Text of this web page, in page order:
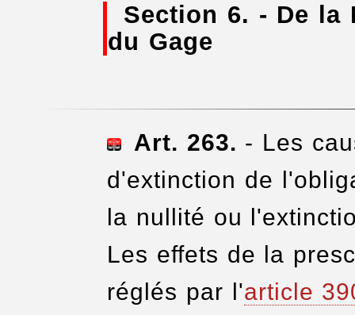
Section 6. - De
du Gage
Art. 263. - Les
d'extinction de
la nullité ou
Les effets de la
réglés par l'article